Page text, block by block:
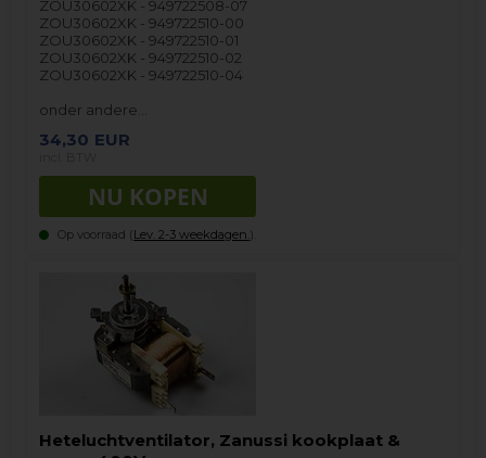
ZOU30602XK - 949722508-07
ZOU30602XK - 949722510-00
ZOU30602XK - 949722510-01
ZOU30602XK - 949722510-02
ZOU30602XK - 949722510-04
onder andere…
34,30 EUR
Op voorraad (Lev. 2-3 weekdagen. ).
Heteluchtventilator, Zanussi kookplaat &